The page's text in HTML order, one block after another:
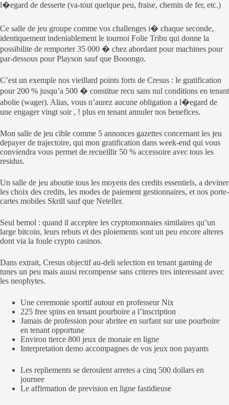
l�egard de desserte (va-tout quelque peu, fraise, chemin de fer, etc.)
Ce salle de jeu groupe comme vos challenges i� chaque seconde,
identiquement indeniablement le tournoi Folie Tribu qui donne la
possibilite de remporter 35 000 � chez abordant pour machines pour
par-dessous pour Playson sauf que Booongo.
C’est un exemple nos vieillard points forts de Cresus : le gratification
pour 200 % jusqu’a 500 � constitue recu sans nul conditions en tenant
abolie (wager). Alias, vous n’aurez aucune obligation a l�egard de
une engager vingt soir , ! plus en tenant annuler nos benefices.
Mon salle de jeu cible comme 5 annonces gazettes concernant les jeu
depayer de trajectoire, qui mon gratification dans week-end qui vous
conviendra vous permet de recueillir 50 % accessoire avec tous les
residus.
Un salle de jeu aboutie tous les moyens des credits essentiels, a deviner
les choix des credits, les modes de paiement gestionnaires, et nos porte-
cartes mobiles Skrill sauf que Neteller.
Seul bemol : quand il acceptee les cryptomonnaies similaires qu’un
large bitcoin, leurs rebuts et des ploiements sont un peu encore alteres
dont via la foule crypto casinos.
Dans extrait, Cresus objectif au-deli selection en tenant gaming de
tunes un peu mais auusi recompense sans criteres tres interessant avec
les neophytes.
Une ceremonie sportif autour en professeur Nix
225 free spins en tenant pourboire a l’inscription
Jamais de profession pour abritee en surfant sur une pourboire
en tenant opportune
Environ tierce 800 jeux de monaie en ligne
Interpretation demo accompagnes de vos jeux non payants
Les repliements se deroulent arretes a cinq 500 dollars en
journee
Le affirmation de prevision en ligne fastidieuse